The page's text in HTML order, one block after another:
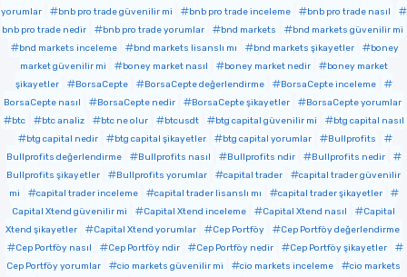
yorumlar
bnb pro trade güvenilir mi bnb pro trade inceleme
bnb pro trade nasıl
bnb pro trade nedir
bnb pro trade yorumlar bnd markets
bnd markets güvenilir mi
bnd markets inceleme
bnd markets lisanslı mı bnd markets şikayetler
boney
market güvenilir mi
boney market nasıl boney market nedir
boney market
şikayetler
BorsaCepte BorsaCepte değerlendirme
BorsaCepte inceleme
BorsaCepte nasıl
BorsaCepte nedir BorsaCepte şikayetler
BorsaCepte yorumlar
btc
btc analiz btc ne olur btcusdt btg capital güvenilir mi
btg capital nasıl
btg capital nedir
btg capital şikayetler btg capital yorumlar
Bullprofits
Bullprofits değerlendirme
Bullprofits nasıl Bullprofits ndir
Bullprofits nedir
Bullprofits şikayetler
Bullprofits yorumlar capital trader
capital trader güvenilir
mi
capital trader inceleme capital trader lisanslı mı
capital trader şikayetler
Capital Xtend güvenilir mi
Capital Xtend inceleme Capital Xtend nasıl
Capital
Xtend şikayetler
Capital Xtend yorumlar Cep Portföy
Cep Portföy değerlendirme
Cep Portföy nasıl
Cep Portföy ndir Cep Portföy nedir
Cep Portföy şikayetler
Cep Portföy yorumlar
cio markets güvenilir mi cio markets inceleme
cio markets